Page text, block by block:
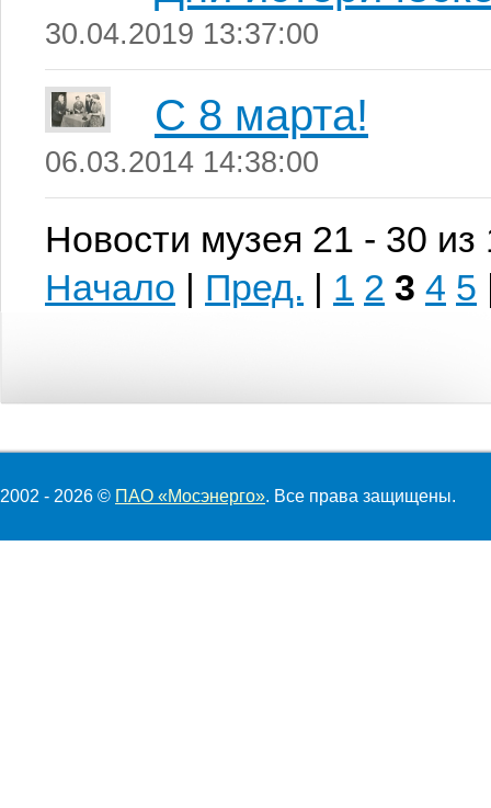
30.04.2019 13:37:00
C 8 марта!
06.03.2014 14:38:00
Новости музея 21 - 30 из
Начало | Пред. | 1 2 3 4 5
2002 - 2026 © ПАО «Мосэнерго». Все права защищены.